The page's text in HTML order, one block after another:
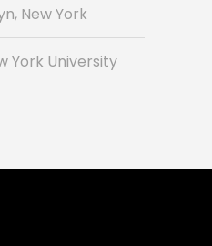
New York
York University